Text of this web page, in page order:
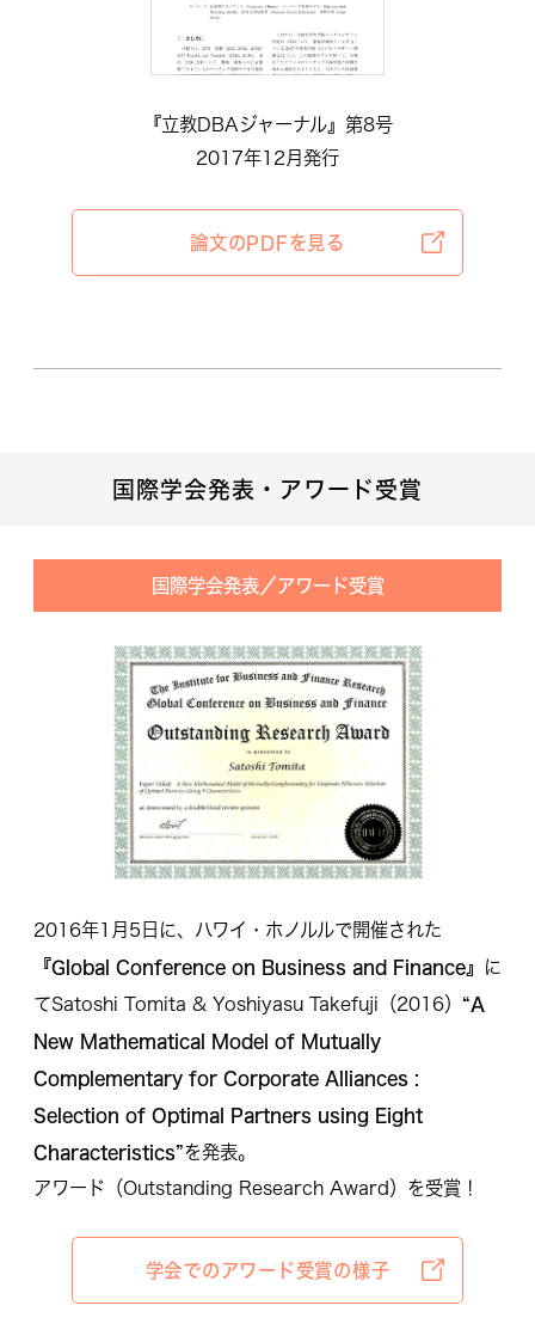
『立教DBAジャーナル』第8号
2017年12月発行
論文のPDFを見る
国際学会発表・アワード受賞
国際学会発表／アワード受賞
2016年1月5日に、ハワイ・ホノルルで開催された
『Global Conference on Business and Finance』 に
てSatoshi Tomita & Yoshiyasu Takefuji（2016） “A
New Mathematical Model of Mutually
Complementary for Corporate Alliances :
Selection of Optimal Partners using Eight
Characteristics”を発表。
アワード（Outstanding Research Award）を受賞！
学会でのアワード受賞の様子